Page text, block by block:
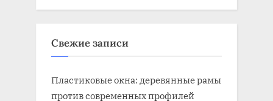
Свежие записи
Пластиковые окна: деревянные рамы
против современных профилей